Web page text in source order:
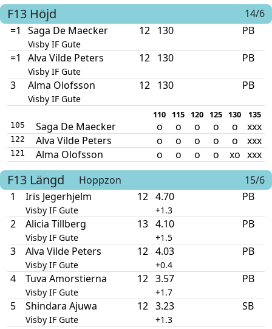
F13 Höjd
14/6
=1
Saga De Maecker
Visby IF Gute
12 130 PB
=1 Alva Vilde Peters
Visby IF Gute
12 130 PB
3 Alma Olofsson
Visby IF Gute
12 130 PB
110 115 120 125 130 135
105 Saga De Maecker o o o o o xxx
122 Alva Vilde Peters o o o o o xxx
121 Alma Olofsson o o o o xo xxx
F13 Längd Hoppzon
15/6
1
Iris Jegerhjelm
Visby IF Gute
12 4.70
+1.3
PB
2 Alicia Tillberg
Visby IF Gute
13 4.10
+1.5
PB
3 Alva Vilde Peters
Visby IF Gute
12 4.03
+0.4
PB
4 Tuva Amorstierna
Visby IF Gute
12 3.57
+1.7
PB
5 Shindara Ajuwa
Visby IF Gute
12 3.23
+1.3
SB